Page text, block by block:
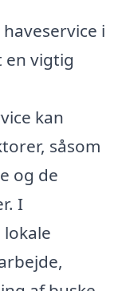
i
en vigtig
kan
såsom
og de
I